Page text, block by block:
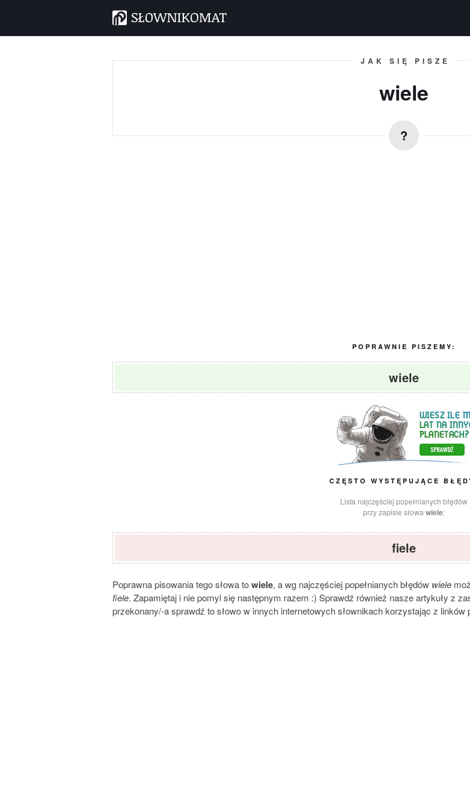
JAK SIĘ PISZE
wiele
POPRAWNIE PISZEMY:
wiele
CZĘSTO WYSTĘPUJĄCE
Lista najczęściej popełnianych błędów
przy zapisie słowa wiele:
fiele
Poprawna pisowania tego słowa towiele, a wg najczęściej popełnianych błędów wiele
fiele. Zapamiętaj i nie pomyl się następnym razem :) Sprawdź również nasze artykuły z
przekonany/-a sprawdź to słowo w innych internetowych słownikach korzystając z linków